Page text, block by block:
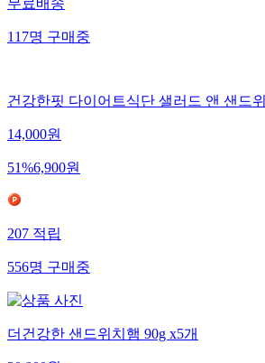
무료배송
117명구매중
건강한핏 다이어트식단 샐러드 앤 샌드
14,000원
51%6,900원
207적립
556명구매중
더건강한 샌드위치햄 90g x5개